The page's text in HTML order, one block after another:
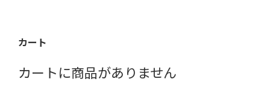
カート
カートに商品がありません